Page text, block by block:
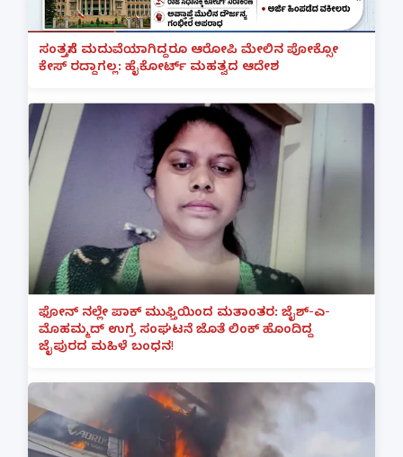
ಸಂತ್ರಸ್ತೆಗೆ ಮದುವೆಯಾಗಿದ್ದರೂ ಆರೋಪಿ ಮೇಲಿನ ಪೋಕ್ಸೋ
ಕೇಸ್ ರದ್ದಾಗಲ್ಲ: ಹೈಕೋರ್ಟ್ ಮಹತ್ವದ ಆದೇಶ
ಫೋನ್ ನಲ್ಲೇ ಪಾಕ್ ಮುಫ್ತಿಯಿಂದ ಮತಾಂತರ: ಜೈಶ್-ಎ-
ಮೊಹಮ್ಮದ್ ಉಗ್ರ ಸಂಘಟನೆ ಜೊತೆ ಲಿಂಕ್ ಹೊಂದಿದ್ದ
ಜೈಪುರದ ಮಹಿಳೆ ಬಂಧನ!